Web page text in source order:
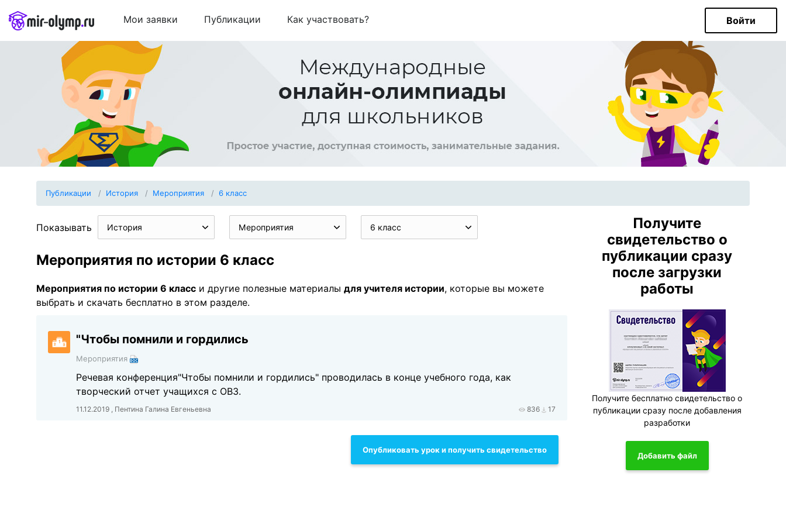
Мои заявки Публикации Как участвовать? Войти
Публикации История Мероприятия 6 класс
Показывать История Мероприятия 6 класс
Мероприятия по истории 6 класс
Мероприятия по истории 6 класс и другие полезные материалы для учителя истории, которые вы можете
выбрать и скачать бесплатно в этом разделе.
"Чтобы помнили и гордились
Мероприятия
Речевая конференция"Чтобы помнили и гордились" проводилась в конце учебного года, как
творческий отчет учащихся с ОВЗ.
11.12.2019 , Пентина Галина Евгеньевна 836 17
Опубликовать урок и получить свидетельство
Получите
свидетельство о
публикации сразу
после загрузки
работы
Получите бесплатно свидетельство о
публикации сразу после добавления
разработки
Добавить файл